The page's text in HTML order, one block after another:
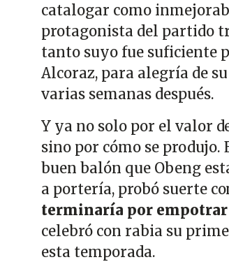
catalogar como
protagonista del partido
tanto suyo fue suficiente
Alcoraz, para alegría de
varias semanas después.
Y ya no solo por el valor
sino por cómo se produjo.
buen balón que Obeng
a portería, probó suerte
terminaría por empotrar
celebró con rabia su
esta temporada.